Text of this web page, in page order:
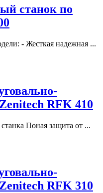
станок по
- Жесткая надежная ...
RFK 410
Поная защита от ...
RFK 310